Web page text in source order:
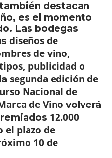
destacan
es el momento
Las bodegas
diseños de
de vino,
publicidad o
segunda edición de
Nacional de
de Vino volverá
12.000
el plazo de
10 de